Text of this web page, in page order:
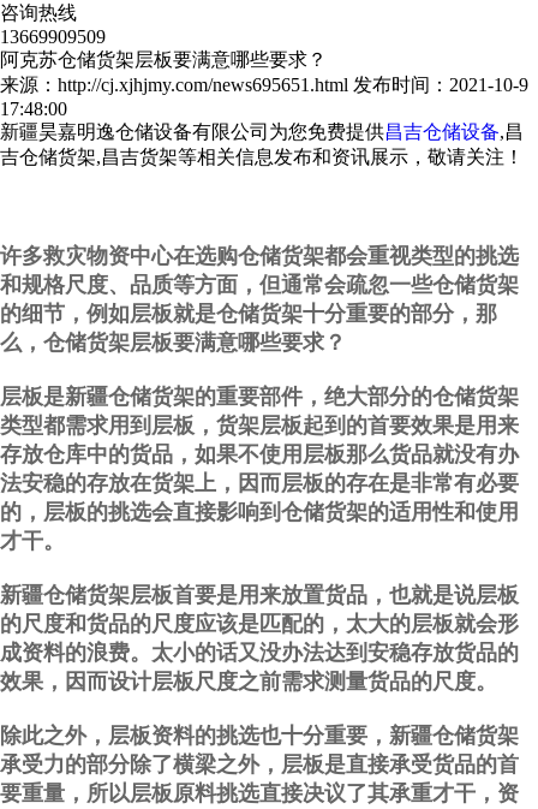
咨询热线
13669909509
阿克苏仓储货架层板要满意哪些要求？
来源：http://cj.xjhjmy.com/news695651.html 发布时间：2021-10-9
17:48:00
新疆昊嘉明逸仓储设备有限公司为您免费提供昌吉仓储设备,昌
吉仓储货架,昌吉货架等相关信息发布和资讯展示，敬请关注！
许多救灾物资中心在选购仓储货架都会重视类型的挑选
和规格尺度、品质等方面，但通常会疏忽一些仓储货架
的细节，例如层板就是仓储货架十分重要的部分，那
么，仓储货架层板要满意哪些要求？
层板是新疆仓储货架的重要部件，绝大部分的仓储货架
类型都需求用到层板，货架层板起到的首要效果是用来
存放仓库中的货品，如果不使用层板那么货品就没有办
法安稳的存放在货架上，因而层板的存在是非常有必要
的，层板的挑选会直接影响到仓储货架的适用性和使用
才干。
新疆仓储货架层板首要是用来放置货品，也就是说层板
的尺度和货品的尺度应该是匹配的，太大的层板就会形
成资料的浪费。太小的话又没办法达到安稳存放货品的
效果，因而设计层板尺度之前需求测量货品的尺度。
除此之外，层板资料的挑选也十分重要，新疆仓储货架
承受力的部分除了横梁之外，层板是直接承受货品的首
要重量，所以层板原料挑选直接决议了其承重才干，资